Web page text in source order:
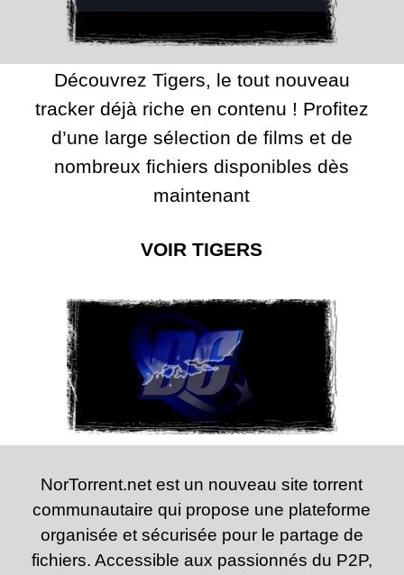
Découvrez Tigers, le tout nouveau
tracker déjà riche en contenu ! Profitez
d’une large sélection de films et de
nombreux fichiers disponibles dès
maintenant
VOIR TIGERS
NorTorrent.net est un nouveau site torrent
communautaire qui propose une plateforme
organisée et sécurisée pour le partage de
fichiers. Accessible aux passionnés du P2P,